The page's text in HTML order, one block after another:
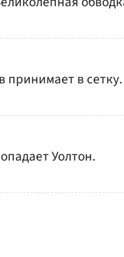
принимает в сетку.
Уолтон.